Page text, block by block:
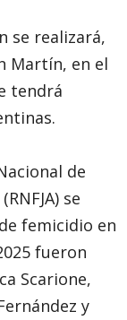
se realizará,
Martín, en el
tendrá
de
se
femicidio en
fueron
Scarione,
y